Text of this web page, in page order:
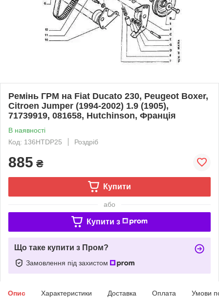
Ремінь ГРМ на Fiat Ducato 230, Peugeot Boxer,
Citroen Jumper (1994-2002) 1.9 (1905),
71739919, 081658, Hutchinson, Франція
В наявності
Код: 136HTDP25
Роздріб
885 ₴
Купити
або
Купити з
Що таке купити з Пром?
Замовлення під захистом
Опис Характеристики Доставка Оплата Умови